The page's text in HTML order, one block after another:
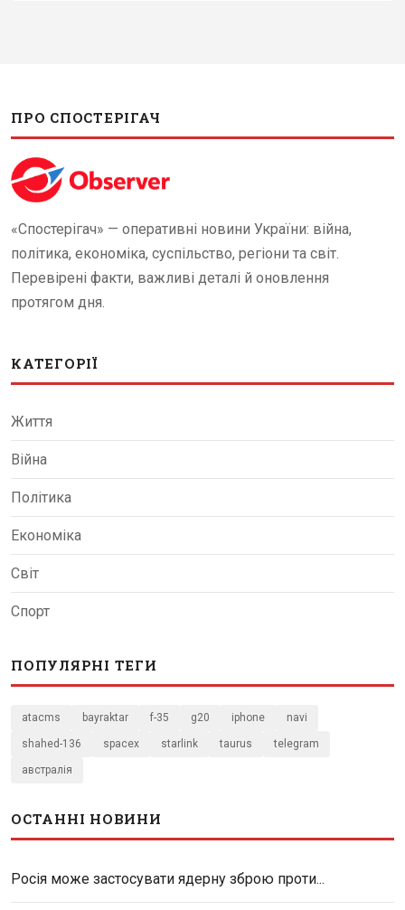
ПРО СПОСТЕРІГАЧ
«Спостерігач» — оперативні новини України: війна,
політика, економіка, суспільство, регіони та світ.
Перевірені факти, важливі деталі й оновлення
протягом дня.
КАТЕГОРІЇ
Життя
Війна
Політика
Економіка
Світ
Спорт
ПОПУЛЯРНІ ТЕГИ
atacms bayraktar f-35 g20 iphone navi
shahed-136 spacex starlink taurus telegram
австралія
ОСТАННІ НОВИНИ
Росія може застосувати ядерну зброю проти...